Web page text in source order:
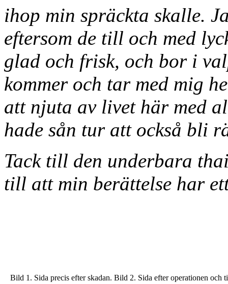
ihop min spräckta skalle.
eftersom de till och med
glad och frisk, och bor i
kommer och tar med mig
att njuta av livet här med
hade sån tur att också bli
Tack till den underbara
till att min berättelse har
Bild 1. Sida precis efter skadan. Bild 2. Sida efter operationen och